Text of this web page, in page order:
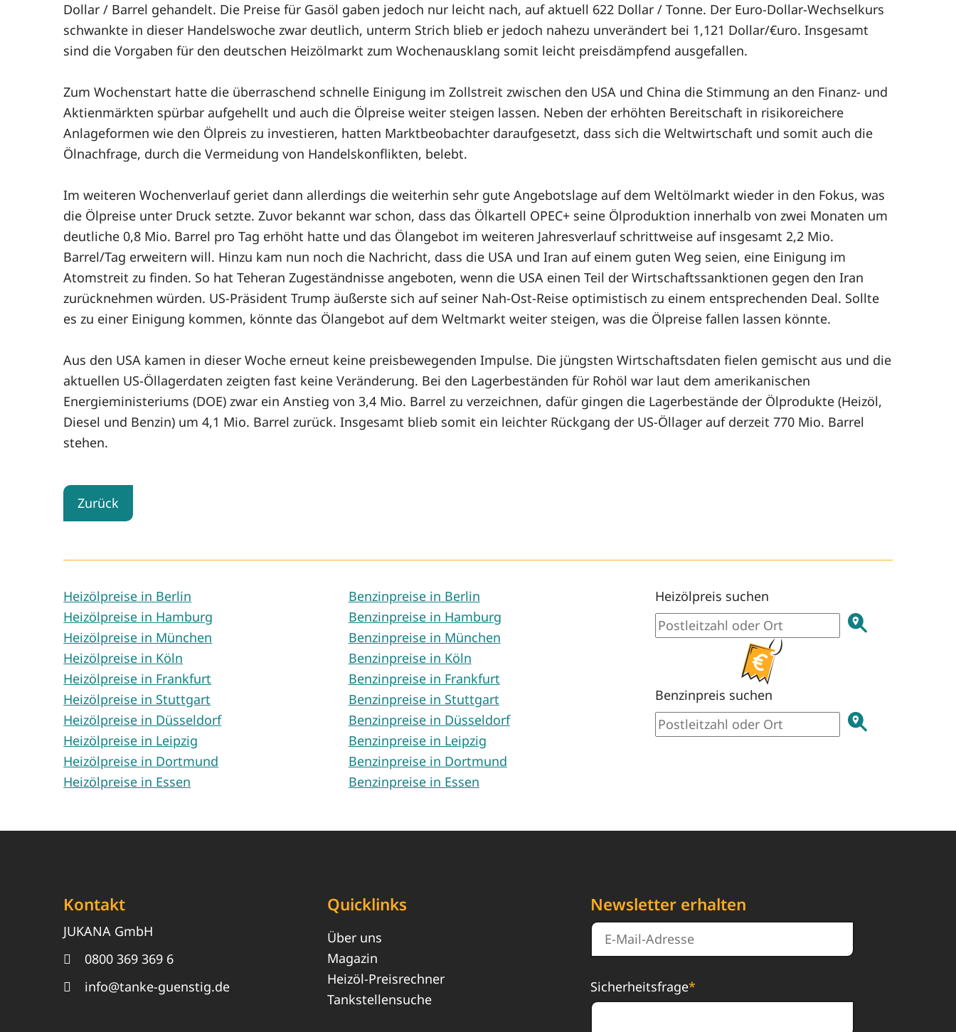
Dollar / Barrel gehandelt. Die Preise für Gasöl gaben jedoch nur leicht nach, auf aktuell 622 Dollar / Tonne. Der Euro-Dollar-Wechselkurs
schwankte in dieser Handelswoche zwar deutlich, unterm Strich blieb er jedoch nahezu unverändert bei 1,121 Dollar/€uro. Insgesamt
sind die Vorgaben für den deutschen Heizölmarkt zum Wochenausklang somit leicht preisdämpfend ausgefallen.
Zum Wochenstart hatte die überraschend schnelle Einigung im Zollstreit zwischen den USA und China die Stimmung an den Finanz- und
Aktienmärkten spürbar aufgehellt und auch die Ölpreise weiter steigen lassen. Neben der erhöhten Bereitschaft in risikoreichere
Anlageformen wie den Ölpreis zu investieren, hatten Marktbeobachter daraufgesetzt, dass sich die Weltwirtschaft und somit auch die
Ölnachfrage, durch die Vermeidung von Handelskonflikten, belebt.
Im weiteren Wochenverlauf geriet dann allerdings die weiterhin sehr gute Angebotslage auf dem Weltölmarkt wieder in den Fokus, was
die Ölpreise unter Druck setzte. Zuvor bekannt war schon, dass das Ölkartell OPEC+ seine Ölproduktion innerhalb von zwei Monaten um
deutliche 0,8 Mio. Barrel pro Tag erhöht hatte und das Ölangebot im weiteren Jahresverlauf schrittweise auf insgesamt 2,2 Mio.
Barrel/Tag erweitern will. Hinzu kam nun noch die Nachricht, dass die USA und Iran auf einem guten Weg seien, eine Einigung im
Atomstreit zu finden. So hat Teheran Zugeständnisse angeboten, wenn die USA einen Teil der Wirtschaftssanktionen gegen den Iran
zurücknehmen würden. US-Präsident Trump äußerste sich auf seiner Nah-Ost-Reise optimistisch zu einem entsprechenden Deal. Sollte
es zu einer Einigung kommen, könnte das Ölangebot auf dem Weltmarkt weiter steigen, was die Ölpreise fallen lassen könnte.
Aus den USA kamen in dieser Woche erneut keine preisbewegenden Impulse. Die jüngsten Wirtschaftsdaten fielen gemischt aus und die
aktuellen US-Öllagerdaten zeigten fast keine Veränderung. Bei den Lagerbeständen für Rohöl war laut dem amerikanischen
Energieministeriums (DOE) zwar ein Anstieg von 3,4 Mio. Barrel zu verzeichnen, dafür gingen die Lagerbestände der Ölprodukte (Heizöl,
Diesel und Benzin) um 4,1 Mio. Barrel zurück. Insgesamt blieb somit ein leichter Rückgang der US-Öllager auf derzeit 770 Mio. Barrel
stehen.
Zurück
Heizölpreise in Berlin
Heizölpreise in Hamburg
Heizölpreise in München
Heizölpreise in Köln
Heizölpreise in Frankfurt
Heizölpreise in Stuttgart
Heizölpreise in Düsseldorf
Heizölpreise in Leipzig
Heizölpreise in Dortmund
Heizölpreise in Essen
Benzinpreise in Berlin
Benzinpreise in Hamburg
Benzinpreise in München
Benzinpreise in Köln
Benzinpreise in Frankfurt
Benzinpreise in Stuttgart
Benzinpreise in Düsseldorf
Benzinpreise in Leipzig
Benzinpreise in Dortmund
Benzinpreise in Essen
Heizölpreis suchen
Benzinpreis suchen
Kontakt
JUKANA GmbH
0800 369 369 6
info@tanke-guenstig.de
Quicklinks
Über uns
Magazin
Heizöl-Preisrechner
Tankstellensuche
Newsletter erhalten
Sicherheitsfrage*